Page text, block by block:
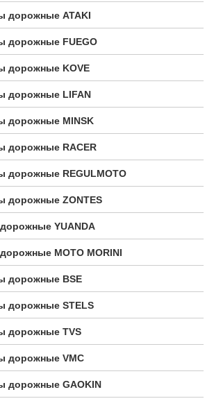
дорожные ATAKI
дорожные FUEGO
дорожные KOVE
дорожные LIFAN
дорожные MINSK
дорожные RACER
дорожные REGULMOTO
дорожные ZONTES
YUANDA
МОТО MORINI
дорожные BSE
дорожные STELS
дорожные TVS
дорожные VMC
дорожные GAOKIN